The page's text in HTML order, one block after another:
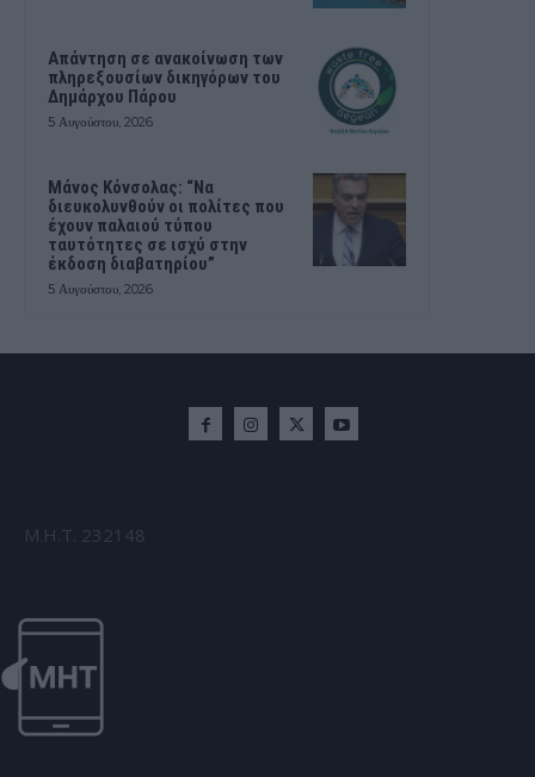
Απάντηση σε ανακοίνωση των
πληρεξουσίων δικηγόρων του
Δημάρχου Πάρου
5 Αυγούστου, 2026
Μάνος Κόνσολας: “Να
διευκολυνθούν οι πολίτες που
έχουν παλαιού τύπου
ταυτότητες σε ισχύ στην
έκδοση διαβατηρίου”
5 Αυγούστου, 2026
Μ.Η.Τ. 232148